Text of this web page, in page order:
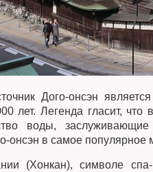
Дого-онсэн
лет. Легенда гласит,
воды,
онсэн в самое популярное
(Хонкан), символе спа-